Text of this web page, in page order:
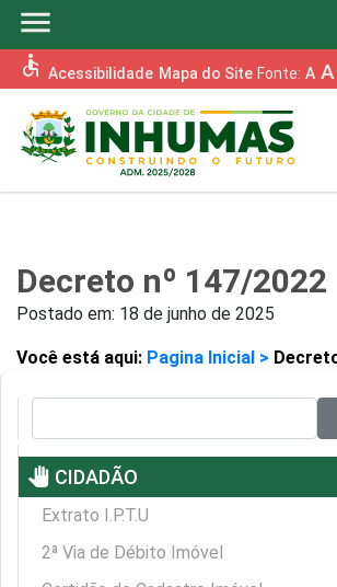
menu
accessible Acessibilidade Mapa do Site Fonte: A A
Decreto nº 147/2022
Postado em: 18 de junho de 2025
Você está aqui: Pagina Inicial >
pan_tool CIDADÃO
Extrato I.P.T.U
2ª Via de Débito Imóvel